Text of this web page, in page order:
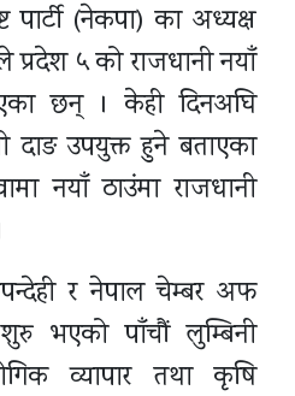
(नेकपा) का अध्यक्ष
५ को राजधानी नयाँ
छन् । केही दिनअघि
दाङ उपयुक्त हुने बताएका
नयाँ ठाउंमा राजधानी
र नेपाल चेम्बर अफ
भएको पाँचौं लुम्बिनी
व्यापार तथा कृषि